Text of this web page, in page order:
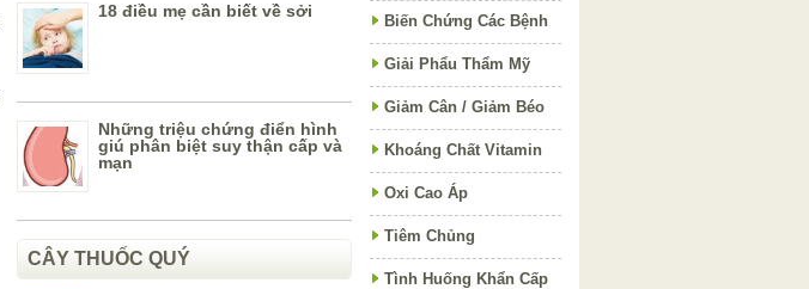
18 điều mẹ cần biết về sởi
Những triệu chứng điển hình
giú phân biệt suy thận cấp và
mạn
CÂY THUỐC QUÝ
Biến Chứng Các Bệnh
Giải Phẩu Thẩm Mỹ
Giảm Cân / Giảm Béo
Khoáng Chất Vitamin
Oxi Cao Áp
Tiêm Chủng
Tình Huống Khẩn Cấp